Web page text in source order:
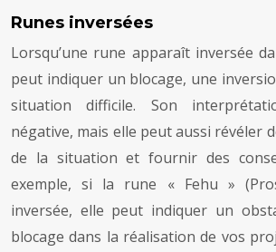
Runes inversées
Lorsqu’une rune apparaît inversée
peut indiquer un blocage, une
situation difficile. Son
négative, mais elle peut aussi révéler
de la situation et fournir des
exemple, si la rune « Fehu »
inversée, elle peut indiquer un
blocage dans la réalisation de vos